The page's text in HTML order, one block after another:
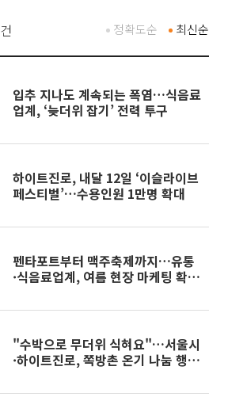
건 최신순
정확도순
입추 지나도 계속되는 폭염…식음료
업계, ‘늦더위 잡기’ 전력 투구
하이트진로, 내달 12일 ‘이슬라이브
페스티벌’…수용인원 1만명 확대
펜타포트부터 맥주축제까지…유통
·식음료업계, 여름 현장 마케팅 확
"수박으로 무더위 식혀요"…서울시
·하이트진로, 쪽방촌 온기 나눔 행